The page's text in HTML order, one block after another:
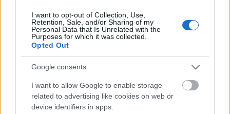
I want to opt-out of Collection, Use,
Retention, Sale, and/or Sharing of my
Personal Data that Is Unrelated with the
Purposes for which it was collected.
Opted Out
Google consents
I want to allow Google to enable storage
related to advertising like cookies on web or
device identifiers in apps.
HIRDETÉS